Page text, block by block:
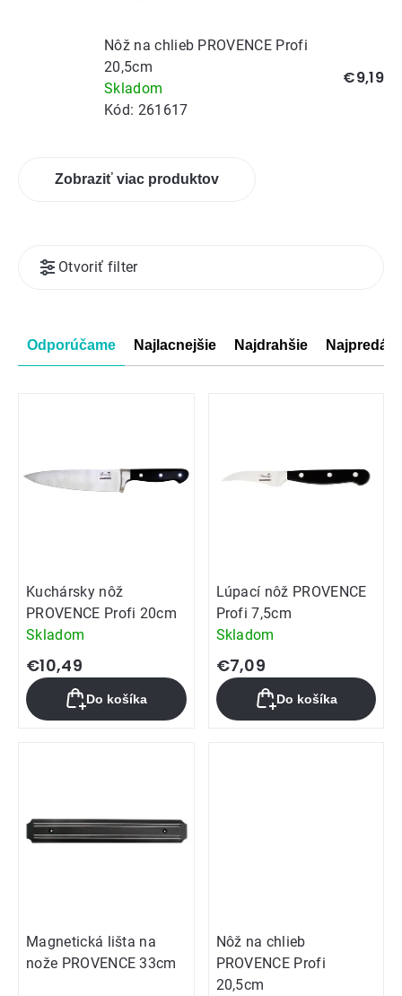
Nôž na chlieb PROVENCE Profi
20,5cm
Skladom
Kód: 261617
€9,19
Zobraziť viac produktov
Radenie
produktov
Odporúčame Najlacnejšie Najdrahšie
Otvoriť filter
Výpis
Kuchársky nôž
PROVENCE Profi 20cm
Skladom
€10,49
Do košíka
Lúpací nôž PROVENCE
Profi 7,5cm
Skladom
€7,09
Do košíka
Magnetická lišta na
nože PROVENCE 33cm
Nôž na chlieb
PROVENCE Profi
20,5cm